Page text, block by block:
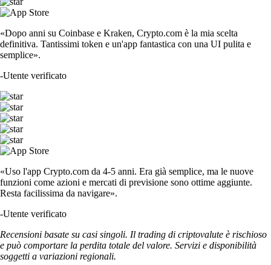
«Dopo anni su Coinbase e Kraken, Crypto.com è la mia scelta
definitiva. Tantissimi token e un'app fantastica con una UI pulita e
semplice».
-Utente verificato
«Uso l'app Crypto.com da 4-5 anni. Era già semplice, ma le nuove
funzioni come azioni e mercati di previsione sono ottime aggiunte.
Resta facilissima da navigare».
-Utente verificato
Recensioni basate su casi singoli. Il trading di criptovalute è rischioso
e può comportare la perdita totale del valore. Servizi e disponibilità
soggetti a variazioni regionali.